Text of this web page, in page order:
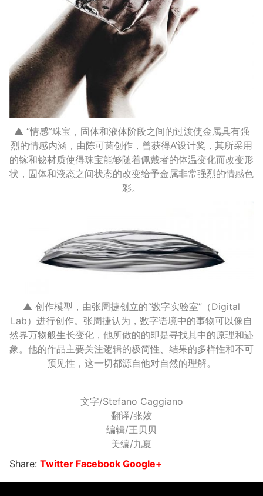
▲ “情感”珠宝，固体和液体阶段之间的过渡使金属具有强
烈的情感内涵，由陈可茵创作，曾获得A’设计奖，其所采用
的镓和铋材质使得珠宝能够随着佩戴者的体温变化而改变形
状，固体和液态之间状态的改变给予金属非常强烈的情感色
彩。
▲ 创作模型，由张周捷创立的“数字实验室”（Digital
Lab）进行创作。张周捷认为，数字语境中的事物可以像自
然界万物般生长变化，他所做的的即是寻找其中的原理和迹
象。他的作品主要关注逻辑的极简性、结果的多样性和不可
预见性，这一切都源自他对自然的理解。
文字/Stefano Caggiano
翻译/张姣
编辑/王贝贝
美编/九夏
Share: Twitter Facebook Google+